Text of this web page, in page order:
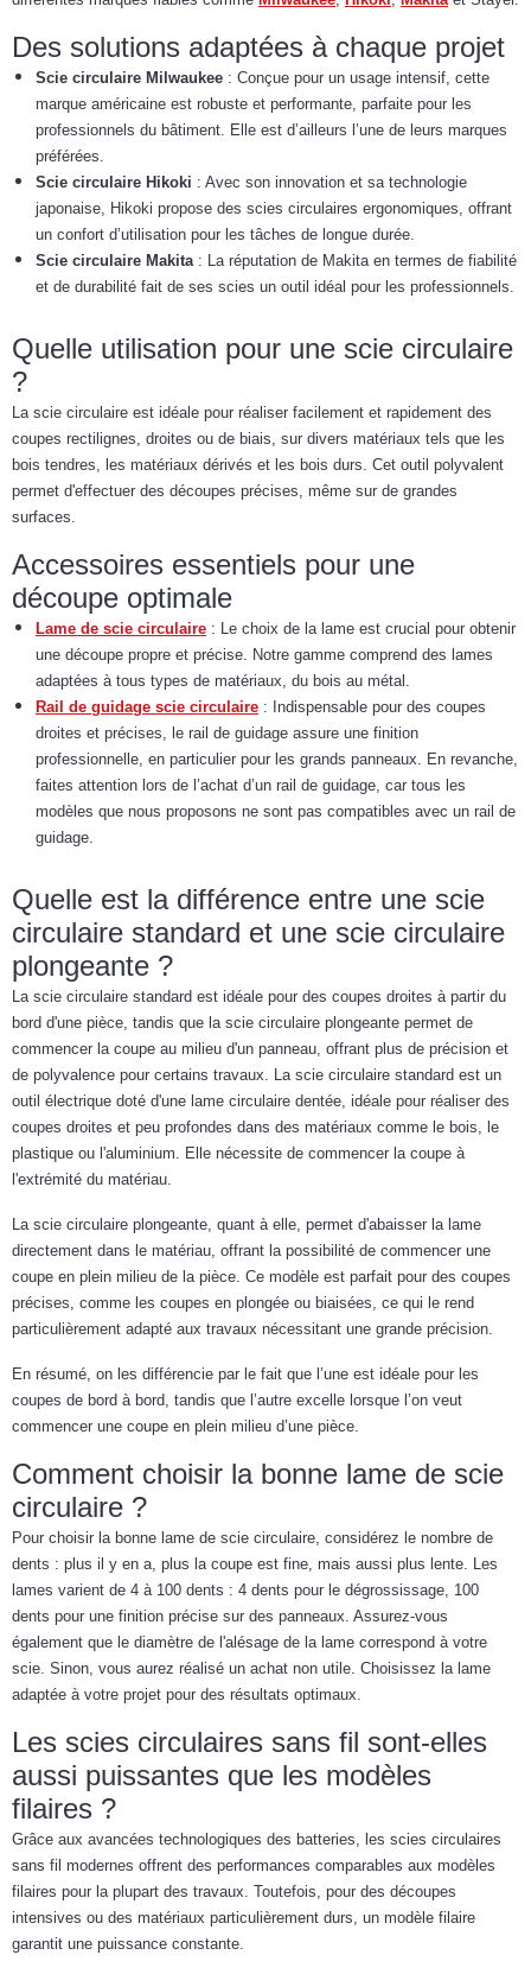
Des solutions adaptées à chaque projet
Scie circulaire Milwaukee : Conçue pour un usage intensif, cette
marque américaine est robuste et performante, parfaite pour les
professionnels du bâtiment. Elle est d’ailleurs l’une de leurs marques
préférées.
Scie circulaire Hikoki : Avec son innovation et sa technologie
japonaise, Hikoki propose des scies circulaires ergonomiques, offrant
un confort d’utilisation pour les tâches de longue durée.
Scie circulaire Makita: La réputation de Makita en termes de fiabilité
et de durabilité fait de ses scies un outil idéal pour les professionnels.
Quelle utilisation pour une scie circulaire
?
La scie circulaire est idéale pour réaliser facilement et rapidement des
coupes rectilignes, droites ou de biais, sur divers matériaux tels que les
bois tendres, les matériaux dérivés et les bois durs. Cet outil polyvalent
permet d'effectuer des découpes précises, même sur de grandes
surfaces.
Accessoires essentiels pour une
découpe optimale
Lame de scie circulaire : Le choix de la lame est crucial pour obtenir
une découpe propre et précise. Notre gamme comprend des lames
adaptées à tous types de matériaux, du bois au métal.
Rail de guidage scie circulaire : Indispensable pour des coupes
droites et précises, le rail de guidage assure une finition
professionnelle, en particulier pour les grands panneaux. En revanche,
faites attention lors de l’achat d’un rail de guidage, car tous les
modèles que nous proposons ne sont pas compatibles avec un rail de
guidage.
Quelle est la différence entre une scie
circulaire standard et une scie circulaire
plongeante ?
La scie circulaire standard est idéale pour des coupes droites à partir du
bord d'une pièce, tandis que la scie circulaire plongeante permet de
commencer la coupe au milieu d'un panneau, offrant plus de précision et
de polyvalence pour certains travaux. La scie circulaire standard est un
outil électrique doté d'une lame circulaire dentée, idéale pour réaliser des
coupes droites et peu profondes dans des matériaux comme le bois, le
plastique ou l'aluminium. Elle nécessite de commencer la coupe à
l'extrémité du matériau.
La scie circulaire plongeante, quant à elle, permet d'abaisser la lame
directement dans le matériau, offrant la possibilité de commencer une
coupe en plein milieu de la pièce. Ce modèle est parfait pour des coupes
précises, comme les coupes en plongée ou biaisées, ce qui le rend
particulièrement adapté aux travaux nécessitant une grande précision.
En résumé, on les différencie par le fait que l’une est idéale pour les
coupes de bord à bord, tandis que l’autre excelle lorsque l’on veut
commencer une coupe en plein milieu d’une pièce.
Comment choisir la bonne lame de scie
circulaire ?
Pour choisir la bonne lame de scie circulaire, considérez le nombre de
dents : plus il y en a, plus la coupe est fine, mais aussi plus lente. Les
lames varient de 4 à 100 dents : 4 dents pour le dégrossissage, 100
dents pour une finition précise sur des panneaux. Assurez-vous
également que le diamètre de l'alésage de la lame correspond à votre
scie. Sinon, vous aurez réalisé un achat non utile. Choisissez la lame
adaptée à votre projet pour des résultats optimaux.
Les scies circulaires sans fil sont-elles
aussi puissantes que les modèles
filaires ?
Grâce aux avancées technologiques des batteries, les scies circulaires
sans fil modernes offrent des performances comparables aux modèles
filaires pour la plupart des travaux. Toutefois, pour des découpes
intensives ou des matériaux particulièrement durs, un modèle filaire
garantit une puissance constante.